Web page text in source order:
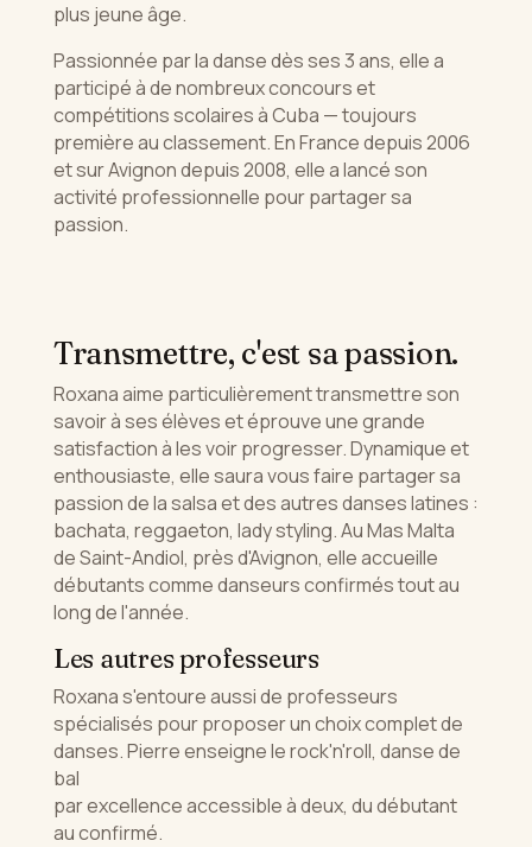
plus jeune âge.
Passionnée par la danse dès ses 3 ans, elle a
participé à de nombreux concours et
compétitions scolaires à Cuba — toujours
première au classement. En France depuis 2006
et sur Avignon depuis 2008, elle a lancé son
activité professionnelle pour partager sa
passion.
Transmettre, c'est sa passion.
Roxana aime particulièrement transmettre son
savoir à ses élèves et éprouve une grande
satisfaction à les voir progresser. Dynamique et
enthousiaste, elle saura vous faire partager sa
passion de la salsa et des autres danses latines :
bachata, reggaeton, lady styling. Au Mas Malta
de Saint-Andiol, près d'Avignon, elle accueille
débutants comme danseurs confirmés tout au
long de l'année.
Les autres professeurs
Roxana s'entoure aussi de professeurs
spécialisés pour proposer un choix complet de
danses. Pierre enseigne le rock'n'roll, danse de
bal
par excellence accessible à deux, du débutant
au confirmé.